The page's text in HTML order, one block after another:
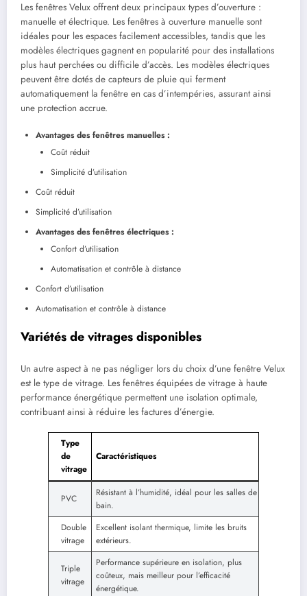
Les fenêtres Velux offrent deux principaux types d’ouverture :
manuelle et électrique. Les fenêtres à ouverture manuelle sont
idéales pour les espaces facilement accessibles, tandis que les
modèles électriques gagnent en popularité pour des installations
plus haut perchées ou difficile d’accès. Les modèles électriques
peuvent être dotés de capteurs de pluie qui ferment
automatiquement la fenêtre en cas d’intempéries, assurant ainsi
une protection accrue.
Avantages des fenêtres manuelles :
Coût réduit
Simplicité d’utilisation
Coût réduit
Simplicité d’utilisation
Avantages des fenêtres électriques :
Confort d’utilisation
Automatisation et contrôle à distance
Confort d’utilisation
Automatisation et contrôle à distance
Variétés de vitrages disponibles
Un autre aspect à ne pas négliger lors du choix d’une fenêtre Velux
est le type de vitrage. Les fenêtres équipées de vitrage à haute
performance énergétique permettent une isolation optimale,
contribuant ainsi à réduire les factures d’énergie.
Type
de
vitrage
Caractéristiques
PVC
Résistant à l’humidité, idéal pour les salles de
bain.
Double
vitrage
Excellent isolant thermique, limite les bruits
extérieurs.
Triple
vitrage
Performance supérieure en isolation, plus
coûteux, mais meilleur pour l’efficacité
énergétique.